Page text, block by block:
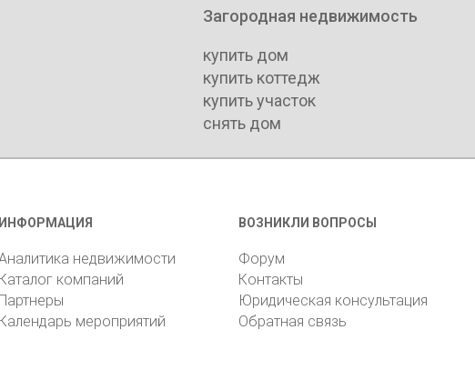
Загородная недвижимость
купить дом
купить коттедж
купить участок
снять дом
ИНФОРМАЦИЯ
недвижимости
Каталог компаний
Партнеры
Календарь мероприятий
ВОЗНИКЛИ ВОПРОСЫ
Форум
Контакты
Юридическая консультация
Обратная связь